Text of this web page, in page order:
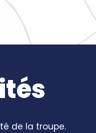
de la troupe.